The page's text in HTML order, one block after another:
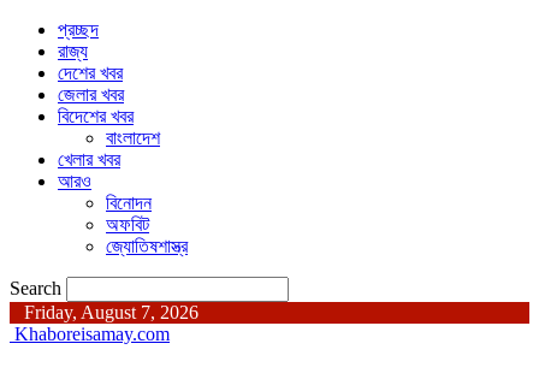
প্রচ্ছদ
রাজ্য
দেশের খবর
জেলার খবর
বিদেশের খবর
বাংলাদেশ
খেলার খবর
আরও
বিনোদন
অফবিট
জ্যোতিষশাস্ত্র
Search
Friday, August 7, 2026
Khaboreisamay.com